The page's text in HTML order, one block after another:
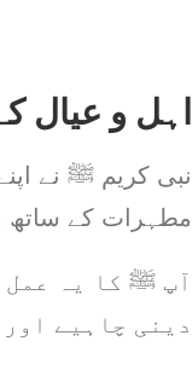
اہل و عیال
نبی کریم ﷺ نے
مطہرات کے ساتھ
آپ ﷺ کا یہ عمل
دینی چاہیے